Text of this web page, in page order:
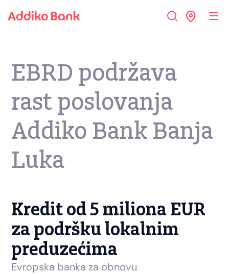
EBRD podržava
rast poslovanja
Addiko Bank Banja
Luka
Kredit od 5 miliona EUR
za podršku lokalnim
preduzećima
Evropska banka za obnovu